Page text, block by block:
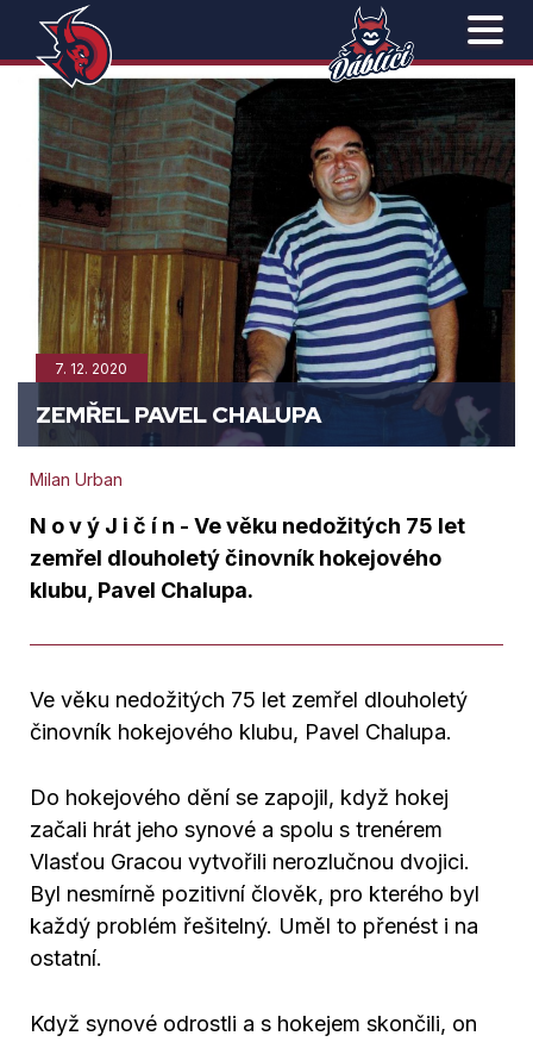
7. 12. 2020
ZEMŘEL PAVEL CHALUPA
Milan Urban
N o v ý J i č í n - ​Ve věku nedožitých 75 let
zemřel dlouholetý činovník hokejového
klubu, Pavel Chalupa.
Ve věku nedožitých 75 let zemřel dlouholetý
činovník hokejového klubu, Pavel Chalupa.
Do hokejového dění se zapojil, když hokej
začali hrát jeho synové a spolu s trenérem
Vlasťou Gracou vytvořili nerozlučnou dvojici.
Byl nesmírně pozitivní člověk, pro kterého byl
každý problém řešitelný. Uměl to přenést i na
ostatní.
Když synové odrostli a s hokejem skončili, on